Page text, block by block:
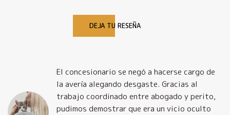
DEJA TU RESEÑA
El concesionario se negó a hacerse cargo de
la avería alegando desgaste. Gracias al
trabajo coordinado entre abogado y perito,
pudimos demostrar que era un vicio oculto